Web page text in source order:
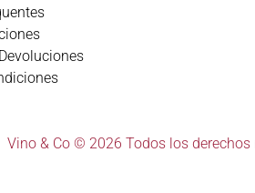
Vino & Co © 2026 Todos los derechos